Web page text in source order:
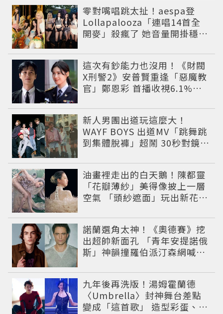
零對嘴唱跳太扯！aespa登
Lollapalooza「連唱14首全
開麥」殺瘋了 她音量開掛穩到
這次有鈔能力也沒用！《財閥
X刑警2》安普賢重逢「惡魔教
官」鄭恩彩 首播收視6.1%超
新人男團出道玩這麼大！
WAYF BOYS 出道MV「跳舞跳
到集體脫褲」超鬧 30秒對鏡清
油畫裡走出的白天鵝！陳都靈
「花瓣薄紗」美得像披上一層
空氣 「頭紗遮面」玩出新花樣
諾蘭選角太神！《奧德賽》挖
出超帥新面孔 「青年安提諾俄
斯」神韻撞羅伯派汀森網喊：
九年後再洗版！湯姆霍蘭德
〈Umbrella〉封神舞台差點
變成「這首歌」 造型彩蛋、暖